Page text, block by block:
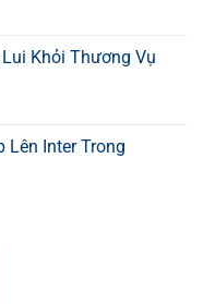
Khỏi Thương Vụ
Lên Inter Trong